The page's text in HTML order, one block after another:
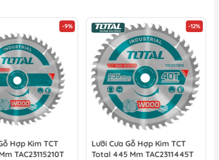
-9%
Hợp Kim TCT
TAC23115210T
-12%
Lưỡi Cưa Gỗ Hợp Kim TCT
Total 445 Mm TAC2311445T